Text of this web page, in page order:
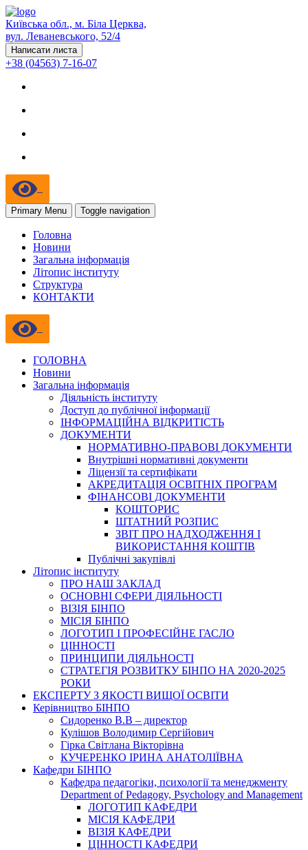
Київська обл., м. Біла Церква,
вул. Леваневського, 52/4
Написати листа
+38 (04563) 7-16-07
Primary Menu Toggle navigation
Головна
Новини
Загальна інформація
Літопис інституту
Структура
КОНТАКТИ
ГОЛОВНА
Новини
Загальна інформація
Діяльність інституту
Доступ до публічної інформації
ІНФОРМАЦІЙНА ВІДКРИТІСТЬ
ДОКУМЕНТИ
НОРМАТИВНО-ПРАВОВІ ДОКУМЕНТИ
Внутрішні нормативні документи
Ліцензії та сертифікати
АКРЕДИТАЦІЯ ОСВІТНІХ ПРОГРАМ
ФІНАНСОВІ ДОКУМЕНТИ
КОШТОРИС
ШТАТНИЙ РОЗПИС
ЗВІТ ПРО НАДХОДЖЕННЯ І
ВИКОРИСТАННЯ КОШТІВ
Публічні закупівлі
Літопис інституту
ПРО НАШ ЗАКЛАД
ОСНОВНІ СФЕРИ ДІЯЛЬНОСТІ
ВІЗІЯ БІНПО
МІСІЯ БІНПО
ЛОГОТИП І ПРОФЕСІЙНЕ ГАСЛО
ЦІННОСТІ
ПРИНЦИПИ ДІЯЛЬНОСТІ
СТРАТЕГІЯ РОЗВИТКУ БІНПО НА 2020-2025
РОКИ
ЕКСПЕРТУ З ЯКОСТІ ВИЩОЇ ОСВІТИ
Керівництво БІНПО
Сидоренко В.В – директор
Кулішов Володимир Сергійович
Гірка Світлана Вікторівна
КУЧЕРЕНКО ІРИНА АНАТОЛІЇВНА
Кафедри БІНПО
Кафедра педагогіки, психології та менеджменту
Department of Pedagogy, Psychology and Management
ЛОГОТИП КАФЕДРИ
МІСІЯ КАФЕДРИ
ВІЗІЯ КАФЕДРИ
ЦІННОСТІ КАФЕДРИ